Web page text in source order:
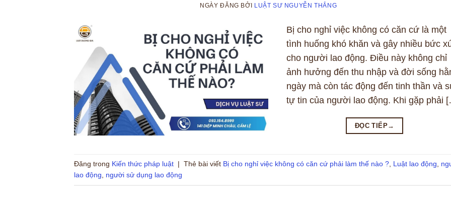
NGÀY ĐĂNG BỞI LUẬT SƯ NGUYỄN THẮNG
Bị cho nghỉ việc không có căn cứ là một
tình huống khó khăn và gây nhiều bức
cho người lao động. Điều này không chỉ
ảnh hưởng đến thu nhập và đời sống
ngày mà còn tác động đến tinh thần và
tự tin của người lao động. Khi gặp phải
ĐỌC TIẾP→
Đăng trong Kiến thức pháp luật | Thẻ bài viết Bị cho nghỉ việc không có căn cứ phải làm thế nào ? Luật lao động
lao động
người sử dụng lao động